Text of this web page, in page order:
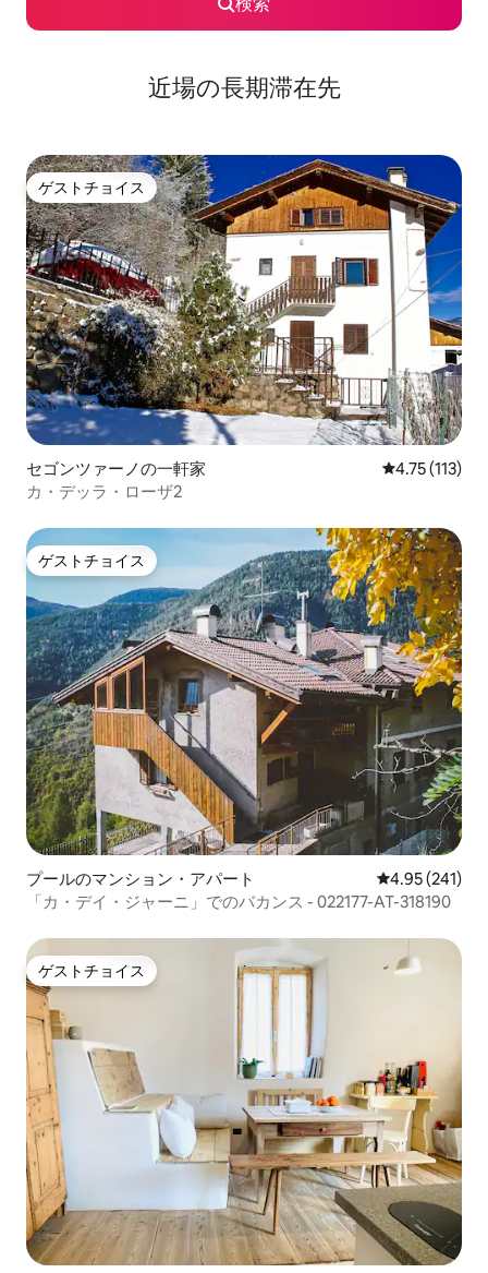
近場の長期滞在先
ゲストチョイス
ゲストチョイス
セゴンツァーノの一軒家 レビュー113
4.75 (113)
カ・デッラ・ローザ2
ゲストチョイス
ゲストチョイス
プールのマンション・アパート レビュー241
4.95 (241)
「カ・デイ・ジャーニ」でのバカンス - 022177-AT-318190
ゲストチョイス
ゲストチョイス